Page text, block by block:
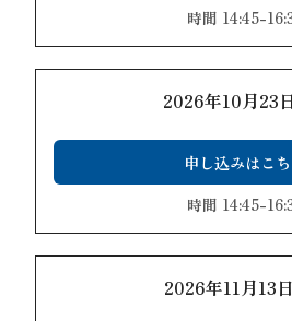
時間 14:45-
2026年10月23
申し込みはこ
時間 14:45-
2026年11月13